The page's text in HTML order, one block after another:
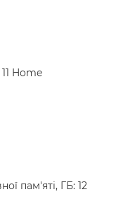
Home
пам'яті, ГБ: 12